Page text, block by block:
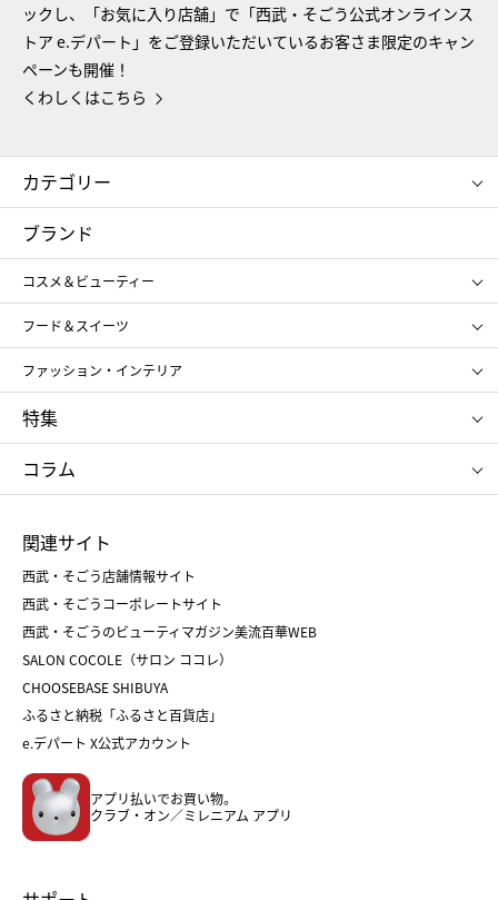
ックし、「お気に入り店舗」で「西武・そごう公式オンラインス
トア e.デパート」をご登録いただいているお客さま限定のキャン
ペーンも開催！
くわしくはこちら
カテゴリー
コスメ＆ビューティー
ギフト
レディース
メンズ
スポーツ・アウトドア
お中元
お歳暮
ブランド
コスメ＆ビューティー
SHISEIDO
ポール&ジョー ボーテ
ジルスチュアート
NARS
RMK
クリニーク
SK-Ⅱ
フード＆スイーツ
アンリ・シャルパンティエ
ゴディバ
新宿高野
たねや
ねんりん家
ファッション・インテリア
ポロ ラルフ ローレン
タケオ キクチ
ママ＆キッズ
シュタイフ
特集
お中元
ひな人形
五月人形
父の日
クリスマスケーキ
ホワイトデー
コラム
菓子折り
和菓子
人気のギフト
バレンタイン
ホワイトデー
おせち
フード
ホーム・キッチン＆アート
関連サイト
西武・そごう店舗情報サイト
西武・そごうコーポレートサイト
西武・そごうのビューティマガジン美流百華WEB
SALON COCOLE（サロン ココレ）
CHOOSEBASE SHIBUYA
ふるさと納税「ふるさと百貨店」
e.デパート X公式アカウント
アプリ払いでお買い物。
クラブ・オン／ミレニアム アプリ